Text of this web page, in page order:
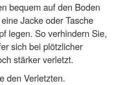
bequem auf den Boden
Jacke oder Tasche
legen. So verhindern Sie,
sich bei plötzlicher
stärker verletzt.
den Verletzten.